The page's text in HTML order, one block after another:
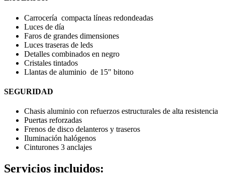
Carrocería compacta líneas redondeadas
Luces de día
Faros de grandes dimensiones
Luces traseras de leds
Detalles combinados en negro
Cristales tintados
Llantas de aluminio de 15″ bitono
SEGURIDAD
Chasis aluminio con refuerzos estructurales de alta resistencia
Puertas reforzadas
Frenos de disco delanteros y traseros
Iluminación halógenos
Cinturones 3 anclajes
Servicios incluidos: